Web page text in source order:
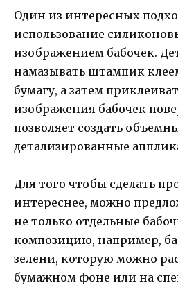
Один из интересных
использование
изображением бабочек.
намазывать штампик
бумагу, а затем
изображения бабочек
позволяет создать
детализированные
Для того чтобы сделать
интереснее, можно
не только отдельные
композицию, например,
зелени, которую можно
бумажном фоне или на